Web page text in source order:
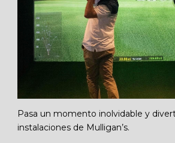
Pasa un momento inolvidable y
instalaciones de Mulligan’s.